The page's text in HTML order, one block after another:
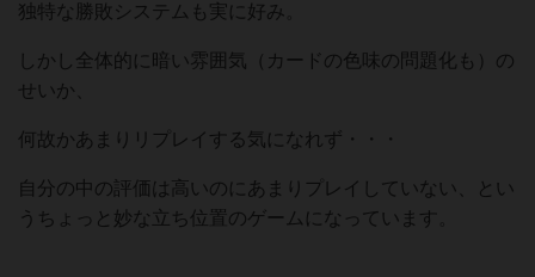
独特な勝敗システムも実に好み。
しかし全体的に暗い雰囲気（カードの色味の問題化も）の
せいか、
何故かあまりリプレイする気になれず・・・
自分の中の評価は高いのにあまりプレイしていない、とい
うちょっと妙な立ち位置のゲームになっています。